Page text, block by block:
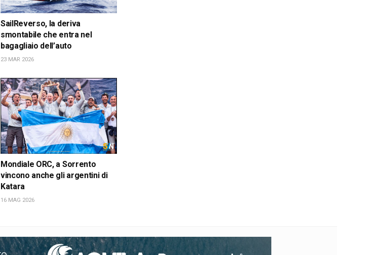
SailReverso, la deriva
smontabile che entra nel
bagagliaio dell’auto
23 MAR 2026
Mondiale ORC, a Sorrento
vincono anche gli argentini di
Katara
16 MAG 2026